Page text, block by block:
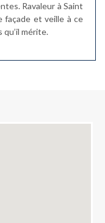
Ravaleur à Saint
façade et veille à ce
mérite.